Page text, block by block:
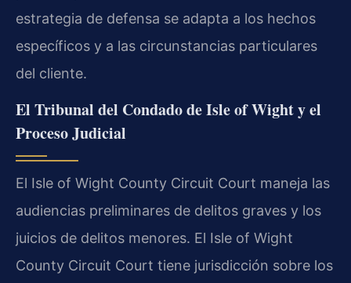
estrategia de defensa se adapta a los hechos
específicos y a las circunstancias particulares
del cliente.
El Tribunal del Condado de Isle of Wight y el
Proceso Judicial
El Isle of Wight County Circuit Court maneja las
audiencias preliminares de delitos graves y los
juicios de delitos menores. El Isle of Wight
County Circuit Court tiene jurisdicción sobre los